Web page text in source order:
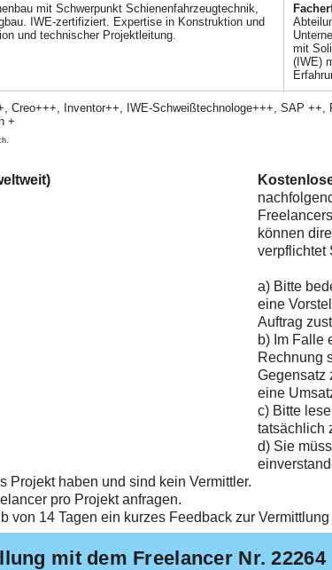
mit Schwerpunkt Schienenfahrzeugtechnik,
IWE-zertifiziert. Expertise in Konstruktion und
und technischer Projektleitung.
mit
(IWE)
Creo+++, Inventor++, IWE-Schweißtechnologe+++, SAP ++,
+
können
verpflichtet
a) Bitte
eine
Auftrag
b) Im Falle
Rechnung
Gegensatz
eine
c) Bitte
tatsächlich
d) Sie
Projekt haben und sind kein Vermittler.
pro Projekt anfragen.
von 14 Tagen ein kurzes Feedback zur
mit dem Freelancer Nr. 22264